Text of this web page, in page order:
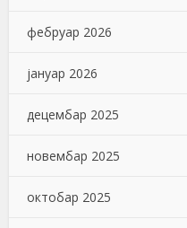
фебруар 2026
јануар 2026
децембар 2025
новембар 2025
октобар 2025